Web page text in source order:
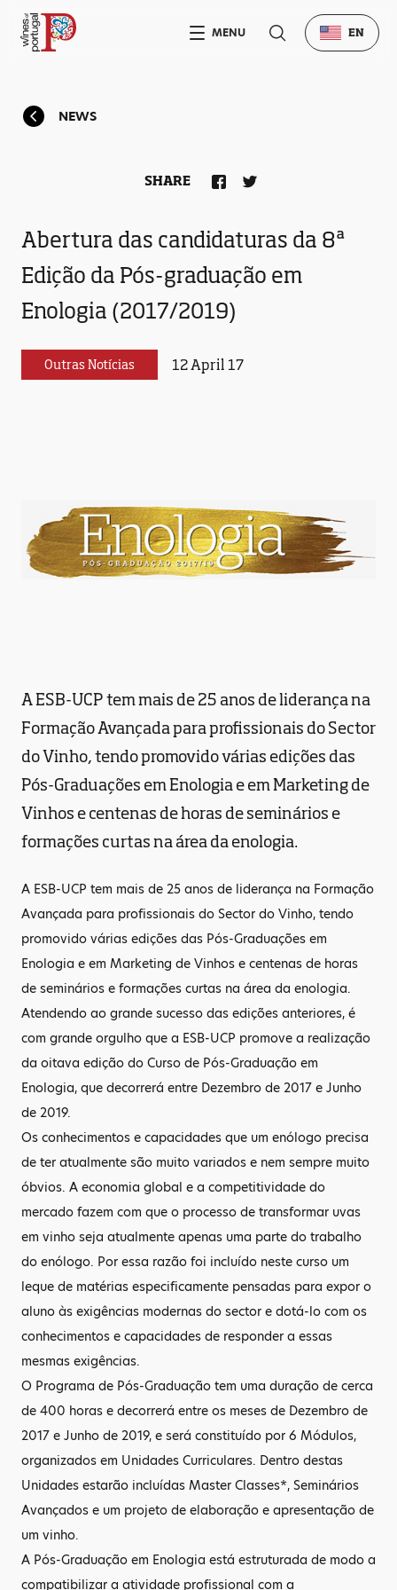
NEWS
Abertura das candidaturas da 8ª
Edição da Pós-graduação em
Enologia (2017/2019)
Outras Notícias 12 April 17
SHARE
A ESB-UCP tem mais de 25 anos de liderança na
Formação Avançada para profissionais do Sector
do Vinho, tendo promovido várias edições das
Pós-Graduações em Enologia e em Marketing de
Vinhos e centenas de horas de seminários e
formações curtas na área da enologia.
A ESB-UCP tem mais de 25 anos de liderança na Formação
Avançada para profissionais do Sector do Vinho, tendo
promovido várias edições das Pós-Graduações em
Enologia e em Marketing de Vinhos e centenas de horas
de seminários e formações curtas na área da enologia.
Atendendo ao grande sucesso das edições anteriores, é
com grande orgulho que a ESB-UCP promove a realização
da oitava edição do Curso de Pós-Graduação em
Enologia, que decorrerá entre Dezembro de 2017 e Junho
de 2019.
Os conhecimentos e capacidades que um enólogo precisa
de ter atualmente são muito variados e nem sempre muito
óbvios. A economia global e a competitividade do
mercado fazem com que o processo de transformar uvas
em vinho seja atualmente apenas uma parte do trabalho
do enólogo. Por essa razão foi incluído neste curso um
leque de matérias especificamente pensadas para expor o
aluno às exigências modernas do sector e dotá-lo com os
conhecimentos e capacidades de responder a essas
mesmas exigências.
O Programa de Pós-Graduação tem uma duração de cerca
de 400 horas e decorrerá entre os meses de Dezembro de
2017 e Junho de 2019, e será constituído por 6 Módulos,
organizados em Unidades Curriculares. Dentro destas
Unidades estarão incluídas Master Classes*, Seminários
Avançados e um projeto de elaboração e apresentação de
um vinho.
A Pós-Graduação em Enologia está estruturada de modo a
compatibilizar a atividade profissional com a
MENU EN